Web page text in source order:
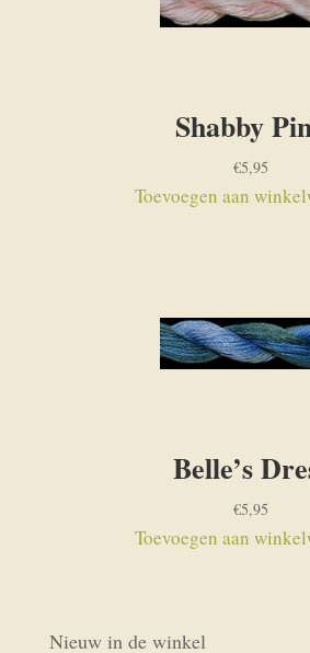
Shabby
€5,95
Toevoegen aan
Belle’s
€5,95
Toevoegen aan
Nieuw in de winkel